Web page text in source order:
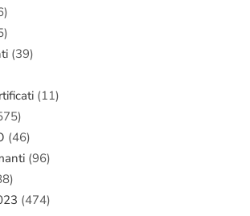
(39)
(11)
(46)
(96)
(474)